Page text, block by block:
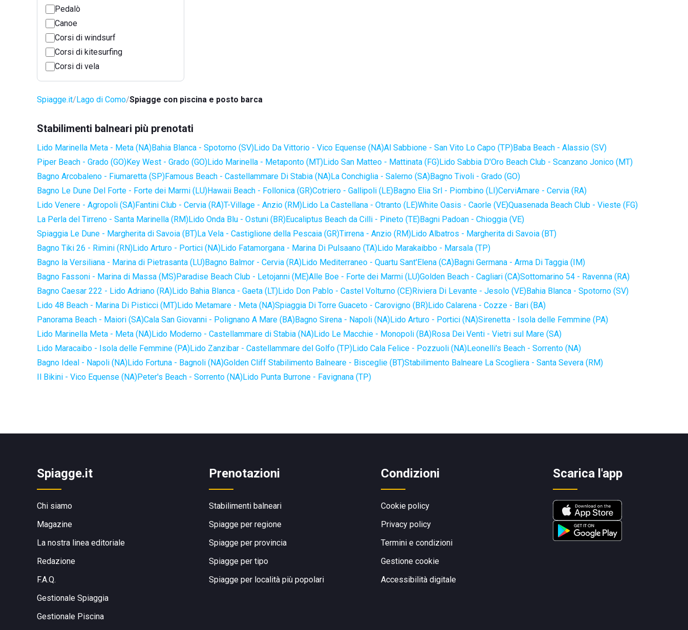
Pedalò
Canoe
Corsi di windsurf
Corsi di kitesurfing
Corsi di vela
Spiagge.it Lago di Como Spiagge con piscina e posto barca
Stabilimenti balneari più prenotati
Lido Marinella Meta - Meta (NA)Bahia Blanca - Spotorno (SV)Lido Da Vittorio - Vico Equense (NA)Al Sabbione - San Vito Lo Capo (TP)Baba Beach - Alassio (SV)
Piper Beach - Grado (GO)Key West - Grado (GO)Lido Marinella - Metaponto (MT)Lido San Matteo - Mattinata (FG)Lido Sabbia D'Oro Beach Club - Scanzano Jonico (MT)
Bagno Arcobaleno - Fiumaretta (SP)Famous Beach - Castellammare Di Stabia (NA)La Conchiglia - Salerno (SA)Bagno Tivoli - Grado (GO)
Bagno Le Dune Del Forte - Forte dei Marmi (LU)Hawaii Beach - Follonica (GR)Cotriero - Gallipoli (LE)Bagno Elia Srl - Piombino (LI)CerviAmare - Cervia (RA)
Lido Venere - Agropoli (SA)Fantini Club - Cervia (RA)T-Village - Anzio (RM)Lido La Castellana - Otranto (LE)White Oasis - Caorle (VE)Quasenada Beach Club - Vieste (FG)
La Perla del Tirreno - Santa Marinella (RM)Lido Onda Blu - Ostuni (BR)Eucaliptus Beach da Cilli - Pineto (TE)Bagni Padoan - Chioggia (VE)
Spiaggia Le Dune - Margherita di Savoia (BT)La Vela - Castiglione della Pescaia (GR)Tirrena - Anzio (RM)Lido Albatros - Margherita di Savoia (BT)
Bagno Tiki 26 - Rimini (RN)Lido Arturo - Portici (NA)Lido Fatamorgana - Marina Di Pulsaano (TA)Lido Marakaibbo - Marsala (TP)
Bagno la Versiliana - Marina di Pietrasanta (LU)Bagno Balmor - Cervia (RA)Lido Mediterraneo - Quartu Sant'Elena (CA)Bagni Germana - Arma Di Taggia (IM)
Bagno Fassoni - Marina di Massa (MS)Paradise Beach Club - Letojanni (ME)Alle Boe - Forte dei Marmi (LU)Golden Beach - Cagliari (CA)Sottomarino 54 - Ravenna (RA)
Bagno Caesar 222 - Lido Adriano (RA)Lido Bahia Blanca - Gaeta (LT)Lido Don Pablo - Castel Volturno (CE)Riviera Di Levante - Jesolo (VE)Bahia Blanca - Spotorno (SV)
Lido 48 Beach - Marina Di Pisticci (MT)Lido Metamare - Meta (NA)Spiaggia Di Torre Guaceto - Carovigno (BR)Lido Calarena - Cozze - Bari (BA)
Panorama Beach - Maiori (SA)Cala San Giovanni - Polignano A Mare (BA)Bagno Sirena - Napoli (NA)Lido Arturo - Portici (NA)Sirenetta - Isola delle Femmine (PA)
Lido Marinella Meta - Meta (NA)Lido Moderno - Castellammare di Stabia (NA)Lido Le Macchie - Monopoli (BA)Rosa Dei Venti - Vietri sul Mare (SA)
Lido Maracaibo - Isola delle Femmine (PA)Lido Zanzibar - Castellammare del Golfo (TP)Lido Cala Felice - Pozzuoli (NA)Leonelli's Beach - Sorrento (NA)
Bagno Ideal - Napoli (NA)Lido Fortuna - Bagnoli (NA)Golden Cliff Stabilimento Balneare - Bisceglie (BT)Stabilimento Balneare La Scogliera - Santa Severa (RM)
Il Bikini - Vico Equense (NA)Peter's Beach - Sorrento (NA)Lido Punta Burrone - Favignana (TP)
Spiagge.it
Chi siamo
Magazine
La nostra linea editoriale
Redazione
F.A.Q.
Gestionale Spiaggia
Gestionale Piscina
Prenotazioni
Stabilimenti balneari
Spiagge per regione
Spiagge per provincia
Spiagge per tipo
Spiagge per località più popolari
Condizioni
Cookie policy
Privacy policy
Termini e condizioni
Gestione cookie
Accessibilità digitale
Scarica l'app